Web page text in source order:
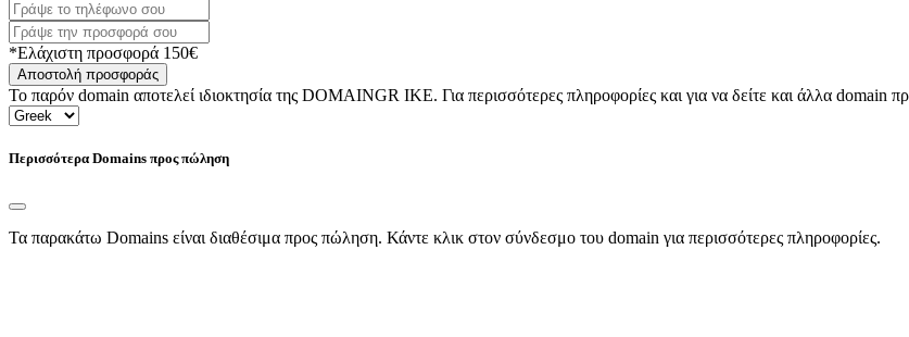
*Ελάχιστη προσφορά 150€
Αποστολή προσφοράς
Το παρόν domain αποτελεί ιδιοκτησία της DOMAINGR ΙΚΕ. Για περισσότερες πληροφορίες και για να δείτε και άλλα domain
Περισσότερα Domains προς πώληση
Τα παρακάτω Domains είναι διαθέσιμα προς πώληση. Κάντε κλικ στον σύνδεσμο του domain για περισσότερες πληροφορίες.